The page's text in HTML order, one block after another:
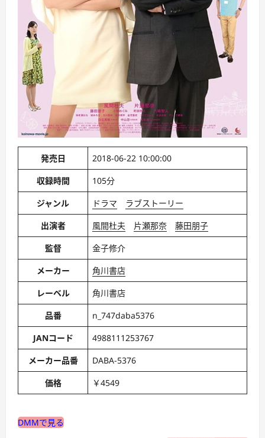
発売日
2018-06-22 10:00:00
収録時間
105分
ジャンル
ドラマ
ラブストーリー
出演者
風間杜夫 片瀬那奈
藤田朋子
監督
金子修介
メーカー
角川書店
レーベル
角川書店
品番
n_747daba5376
JANコード
4988111253767
メーカー品番
DABA-5376
価格
￥4549
DMMで見る